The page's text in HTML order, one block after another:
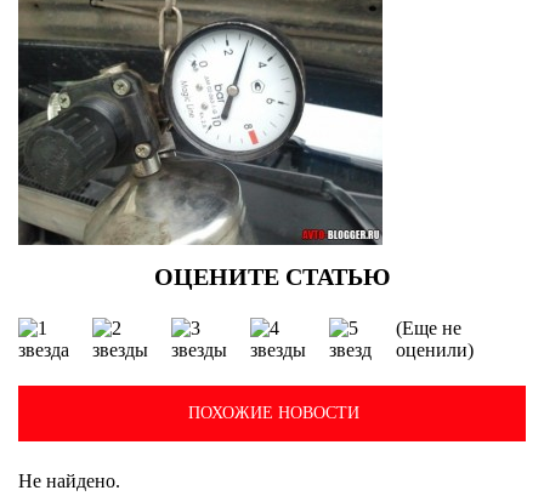
(Еще не
оценили)
ПОХОЖИЕ НОВОСТИ
Не найдено.